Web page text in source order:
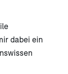
dabei ein